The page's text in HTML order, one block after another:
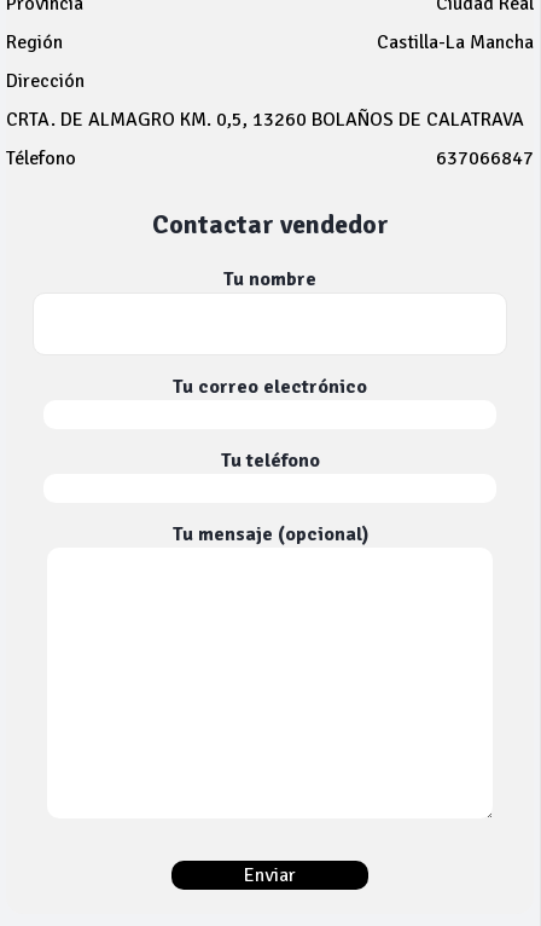
Región
Castilla-La Mancha
Dirección
CRTA. DE ALMAGRO KM. 0,5, 13260 BOLAÑOS DE CALATRAVA
Télefono
637066847
Contactar vendedor
Tu nombre
Tu correo electrónico
Tu teléfono
Tu mensaje (opcional)